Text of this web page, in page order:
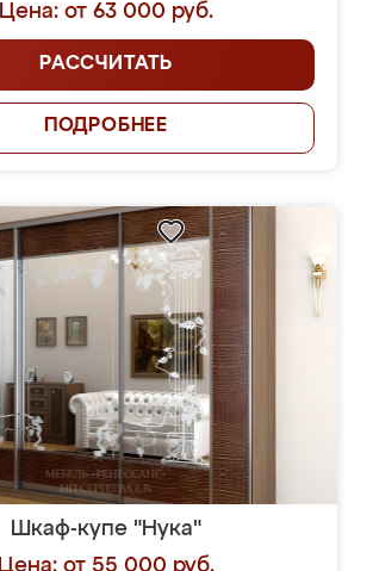
Цена: от 63 000 руб.
РАССЧИТАТЬ
ПОДРОБНЕЕ
Шкаф-купе "Нука"
Цена: от 55 000 руб.